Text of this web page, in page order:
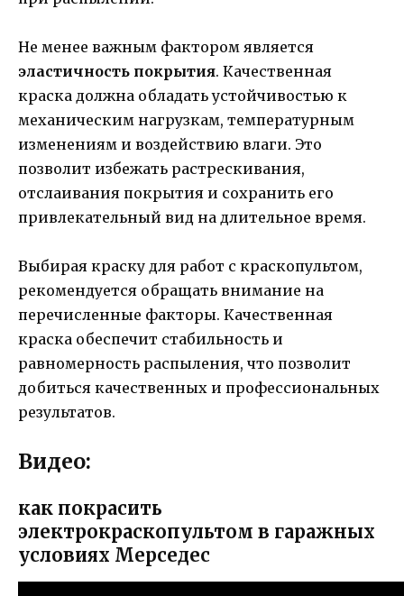
Не менее важным фактором является
эластичность покрытия. Качественная
краска должна обладать устойчивостью к
механическим нагрузкам, температурным
изменениям и воздействию влаги. Это
позволит избежать растрескивания,
отслаивания покрытия и сохранить его
привлекательный вид на длительное время.
Выбирая краску для работ с краскопультом,
рекомендуется обращать внимание на
перечисленные факторы. Качественная
краска обеспечит стабильность и
равномерность распыления, что позволит
добиться качественных и профессиональных
результатов.
Видео:
как покрасить
электрокраскопультом в гаражных
условиях Мерседес